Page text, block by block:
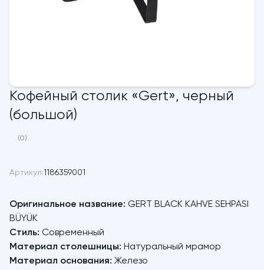
Кофейный столик «Gert», черный
(большой)
(0)
Артикул:1186359001
Оригинальное название: GERT BLACK KAHVE SEHPASI
BÜYÜK
Стиль: Современный
Материал столешницы: Натуральный мрамор
Материал основания: Железо